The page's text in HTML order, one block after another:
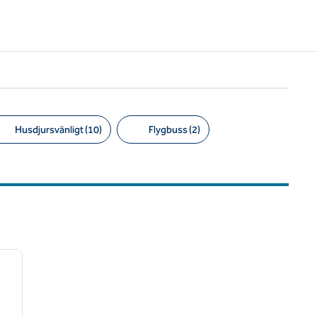
Husdjursvänligt (10) Flygbuss (2)
nästa bild